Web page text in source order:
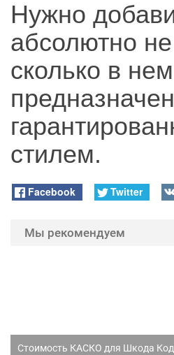
Нужно
абсолютно
сколько в
стилем.
Facebook Twitter
Мы рекомендуем
Стоимость КАСКО для Шкода